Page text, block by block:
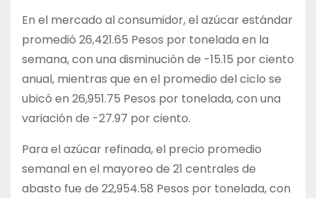
En el mercado al consumidor, el azúcar estándar
promedió 26,421.65 Pesos por tonelada en la
semana, con una disminución de -15.15 por ciento
anual, mientras que en el promedio del ciclo se
ubicó en 26,951.75 Pesos por tonelada, con una
variación de -27.97 por ciento.
Para el azúcar refinada, el precio promedio
semanal en el mayoreo de 21 centrales de
abasto fue de 22,954.58 Pesos por tonelada, con